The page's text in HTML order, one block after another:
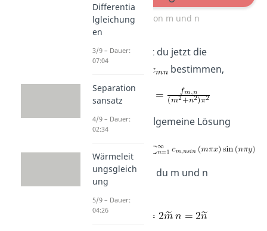
f von m und n
Daraus kannst du jetzt die
bestimmen,
die du in die allgemeine Lösung
einsetzt, wenn du m und n
substituierst.
Differentia
lgleichung
en
3/9 – Dauer:
07:04
Separation
sansatz
4/9 – Dauer:
02:34
Wärmeleit
ungsgleich
ung
5/9 – Dauer:
04:26